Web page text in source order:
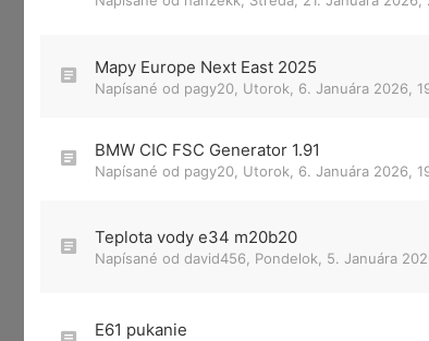
Mapy Europe Next East 2025
Napísané od pagy20 Utorok, 6. Januára 2026,
BMW CIC FSC Generator 1.91
Napísané od pagy20 Utorok, 6. Januára 2026,
Teplota vody e34 m20b20
Napísané od david456 Pondelok, 5. Januára
E61 pukanie